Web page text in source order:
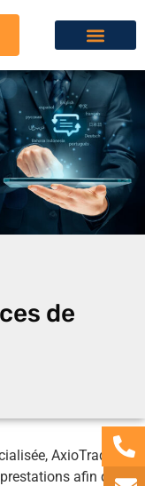
de
AxioTrad
afin de